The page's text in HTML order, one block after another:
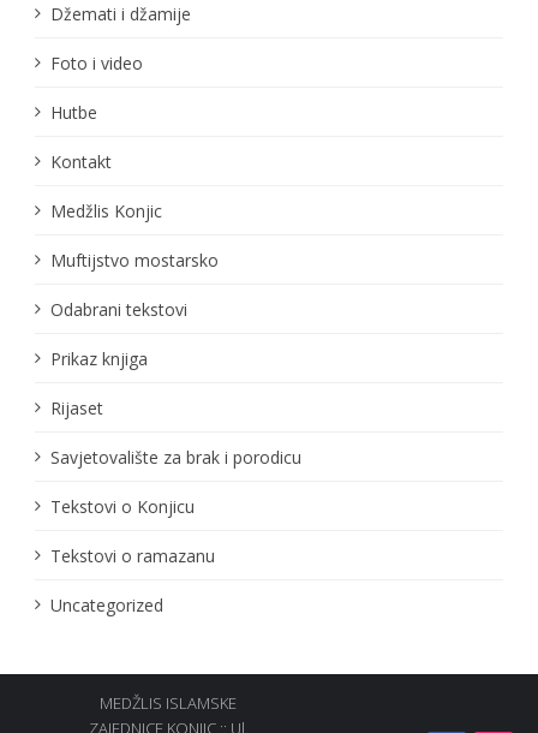
Džemati i džamije
Foto i video
Hutbe
Kontakt
Medžlis Konjic
Muftijstvo mostarsko
Odabrani tekstovi
Prikaz knjiga
Rijaset
Savjetovalište za brak i porodicu
Tekstovi o Konjicu
Tekstovi o ramazanu
Uncategorized
MEDŽLIS ISLAMSKE
ZAJEDNICE KONJIC :: Ul.